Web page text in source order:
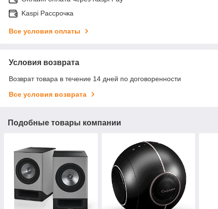
Kaspi Рассрочка
Все условия оплаты
Условия возврата
Возврат товара в течение 14 дней по договоренности
Все условия возврата
Подобные товары компании